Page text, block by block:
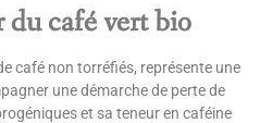
du café vert bio
café non torréfiés, représente une
une démarche de perte de
et sa teneur en caféine